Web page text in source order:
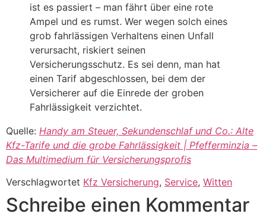
ist es passiert – man fährt über eine rote
Ampel und es rumst. Wer wegen solch eines
grob fahrlässigen Verhaltens einen Unfall
verursacht, riskiert seinen
Versicherungsschutz. Es sei denn, man hat
einen Tarif abgeschlossen, bei dem der
Versicherer auf die Einrede der groben
Fahrlässigkeit verzichtet.
Quelle: Handy am Steuer, Sekundenschlaf und Co.: Alte
Kfz-Tarife und die grobe Fahrlässigkeit | Pfefferminzia –
Das Multimedium für Versicherungsprofis
Verschlagwortet Kfz Versicherung, Service, Witten
Schreibe einen Kommentar